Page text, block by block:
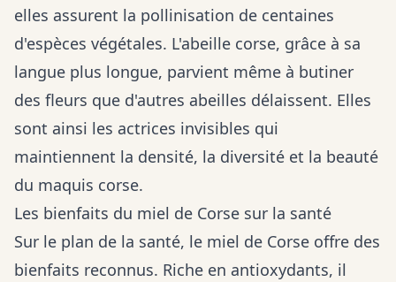
elles assurent la pollinisation de centaines
d'espèces végétales. L'abeille corse, grâce à sa
langue plus longue, parvient même à butiner
des fleurs que d'autres abeilles délaissent. Elles
sont ainsi les actrices invisibles qui
maintiennent la densité, la diversité et la beauté
du maquis corse.
Les bienfaits du miel de Corse sur la santé
Sur le plan de la santé, le miel de Corse offre des
bienfaits reconnus. Riche en antioxydants, il